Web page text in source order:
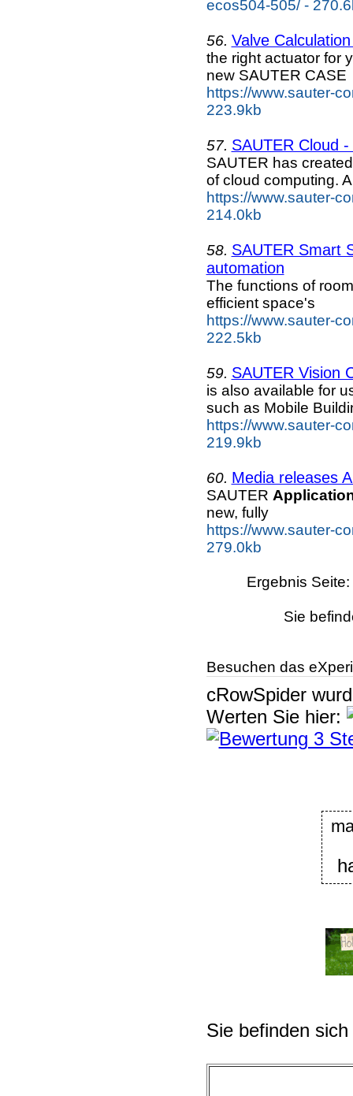
ecos504-505/ -
56. Valve
the right actuator for
new SAUTER CASE
https://www.sauter-
223.9kb
57. SAUTER Cloud
SAUTER has
of cloud computing.
https://www.sauter-
214.0kb
58. SAUTER Smart
automation
The functions of
efficient space's
https://www.sauter-
222.5kb
59. SAUTER Vision
is also available for
such as Mobile
https://www.sauter-
219.9kb
60. Media releases
SAUTER
new, fully
https://www.sauter-
279.0kb
Ergebnis Seite:
Sie
Besuchen das
cRowSpider
Werten Sie hier:
Sie befinden